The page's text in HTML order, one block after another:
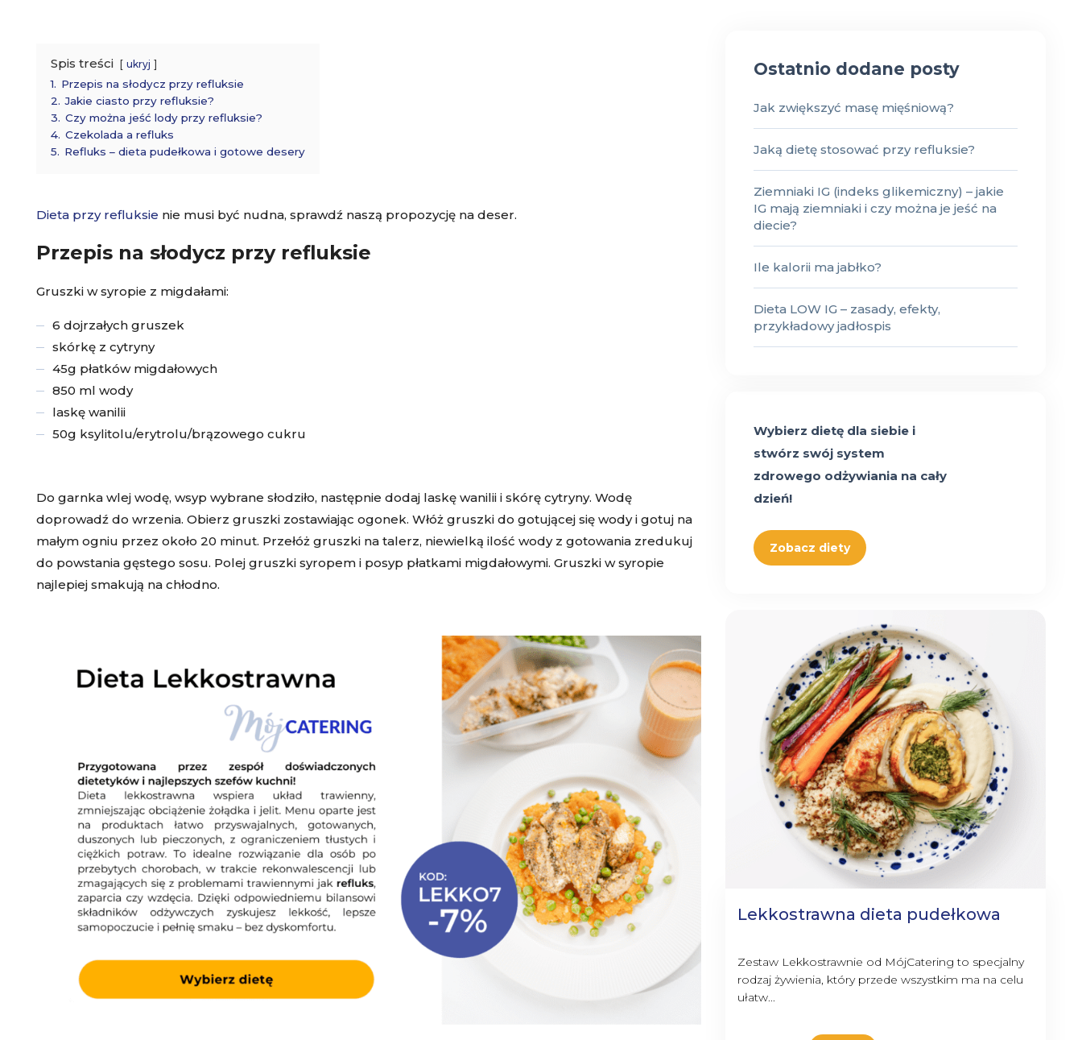
Spis treści ukryj
1. Przepis na słodycz przy refluksie
2. Jakie ciasto przy refluksie?
3. Czy można jeść lody przy refluksie?
4. Czekolada a refluks
5. Refluks – dieta pudełkowa i gotowe desery
Dieta przy refluksie nie musi być nudna, sprawdź naszą propozycję na deser.
Przepis na słodycz przy refluksie
Gruszki w syropie z migdałami:
6 dojrzałych gruszek
skórkę z cytryny
45g płatków migdałowych
850 ml wody
laskę wanilii
50g ksylitolu/erytrolu/brązowego cukru
Do garnka wlej wodę, wsyp wybrane słodziło, następnie dodaj laskę wanilii i skórę cytryny. Wodę
doprowadź do wrzenia. Obierz gruszki zostawiając ogonek. Włóż gruszki do gotującej się wody i gotuj na
małym ogniu przez około 20 minut. Przełóż gruszki na talerz, niewielką ilość wody z gotowania zredukuj
do powstania gęstego sosu. Polej gruszki syropem i posyp płatkami migdałowymi. Gruszki w syropie
najlepiej smakują na chłodno.
Ostatnio dodane posty
Jak zwiększyć masę mięśniową?
Jaką dietę stosować przy refluksie?
Ziemniaki IG (indeks glikemiczny) – jakie
IG mają ziemniaki i czy można je jeść na
diecie?
Ile kalorii ma jabłko?
Dieta LOW IG – zasady, efekty,
przykładowy jadłospis
Wybierz dietę dla siebie i
stwórz swój system
zdrowego odżywiania na cały
dzień!
Zobacz diety
Lekkostrawna dieta pudełkowa
Zestaw Lekkostrawnie od MójCatering to specjalny
rodzaj żywienia, który przede wszystkim ma na celu
ułatw...